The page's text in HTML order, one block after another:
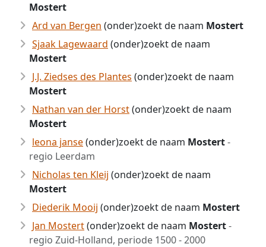
Mostert
Ard van Bergen (onder)zoekt de naam Mostert
Sjaak Lagewaard (onder)zoekt de naam
Mostert
J.J. Ziedses des Plantes (onder)zoekt de naam
Mostert
Nathan van der Horst(onder)zoekt de naam
Mostert
leona janse(onder)zoekt de naam Mostert-
regio Leerdam
Nicholas ten Kleij (onder)zoekt de naam
Mostert
Diederik Mooij (onder)zoekt de naam Mostert
Jan Mostert(onder)zoekt de naam Mostert-
regio Zuid-Holland, periode 1500 - 2000